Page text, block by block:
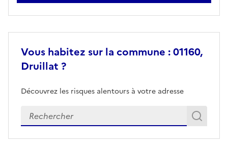
Vous habitez sur la commune : 01160,
Druillat ?
Découvrez les risques alentours à votre adresse
Veuillez renseigner votre adresse exacte